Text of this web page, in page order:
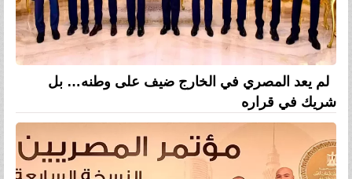
لم يعد المصري في الخارج ضيف على وطنه… بل
شريك في قراره